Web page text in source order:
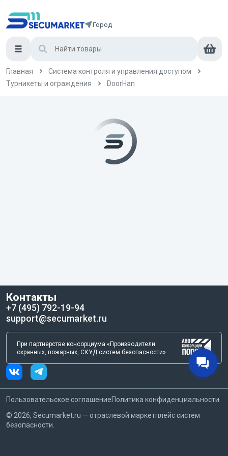
Город
Главная
Система контроля и управления доступом
Турникеты и ограждения
DoorHan
Контакты
+7 (495) 792-19-94
support@secumarket.ru
При партнерстве консорциума «Производители
охранных, пожарных, СКУД систем безопасности»
Пользовательское соглашениеПолитика конфиденциальности
© 2026, Secumarket.ru — отраслевой маркетплейс систем
безопасности.